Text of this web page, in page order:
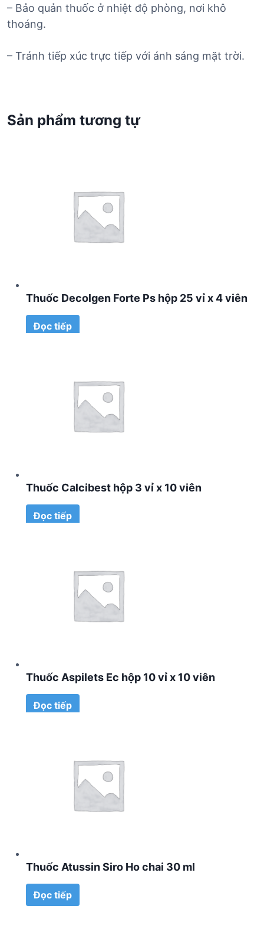
– Bảo quản thuốc ở nhiệt độ phòng, nơi khô
thoáng.
– Tránh tiếp xúc trực tiếp với ánh sáng mặt trời.
Sản phẩm tương tự
Thuốc Decolgen Forte Ps hộp 25 vỉ x 4 viên
Đọc tiếp
Thuốc Calcibest hộp 3 vỉ x 10 viên
Đọc tiếp
Thuốc Aspilets Ec hộp 10 vỉ x 10 viên
Đọc tiếp
Thuốc Atussin Siro Ho chai 30 ml
Đọc tiếp